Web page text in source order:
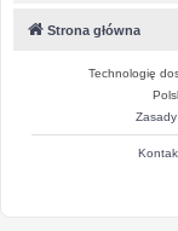
Strona główna
Technologię